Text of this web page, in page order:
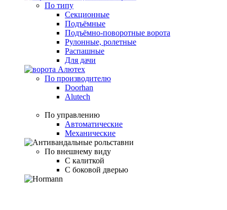
По типу
Секционные
Подъёмные
Подъёмно-поворотные ворота
Рулонные, ролетные
Распашные
Для дачи
По производителю
Doorhan
Alutech
По управлению
Автоматические
Механические
По внешнему виду
С калиткой
С боковой дверью